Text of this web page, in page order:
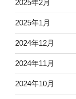
2025年2月
2025年1月
2024年12月
2024年11月
2024年10月